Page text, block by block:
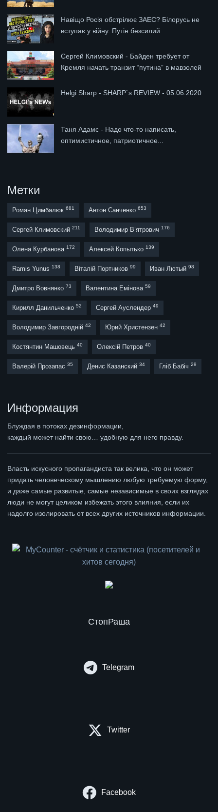
Навіщо Росія обстрілює ЗАЕС? Білорусь не
вступає у війну. Путін безсилий
Сергей Климовский - Байден требует от
Кремля начать транзит “путина” в мавзолей
Helgi Sharp - SHARP`s REVIEW - 05.06.2020
Таня Адамс - Надо что-то написать,
оптимистичное, патриотичное...
Метки
Роман Цимбалюк 681 Антон Санченко 653
Сергей Климовский 211 Володимир В’ятрович 176
Олена Курбанова 172 Алексей Копытько 139
Ramis Yunus 138 Віталій Портников 99 Иван Лютый 98
Дмитро Вовнянко 73 Валентина Емінова 59
Кирилл Данильченко 52 Сергей Ауслендер 49
Володимир Завгородній 42 Юрий Христензен 42
Костянтин Машовець 40 Олексій Петров 40
Валерій Прозапас 35 Денис Казанский 34 Гліб Бабіч 29
Информация
Блуждая в потоках дезинформации,
каждый может найти свою… удобную для него правду.
Власть искусного пропагандиста так велика, что он может
придать человеческому мышлению любую требуемую форму,
и даже самые развитые, самые независимые в своих взглядах
люди не могут целиком избежать этого влияния, если их
надолго изолировать от всех других источников информации.
СтопРаша
Telegram
Twitter
Facebook